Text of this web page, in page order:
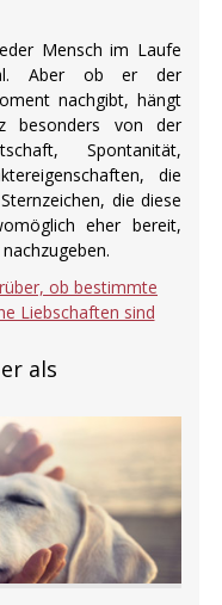
Mensch im Laufe
Aber ob er der
nachgibt, hängt
besonders von der
Spontanität,
die
die diese
eher bereit,
ob bestimmte
Liebschaften sind
als